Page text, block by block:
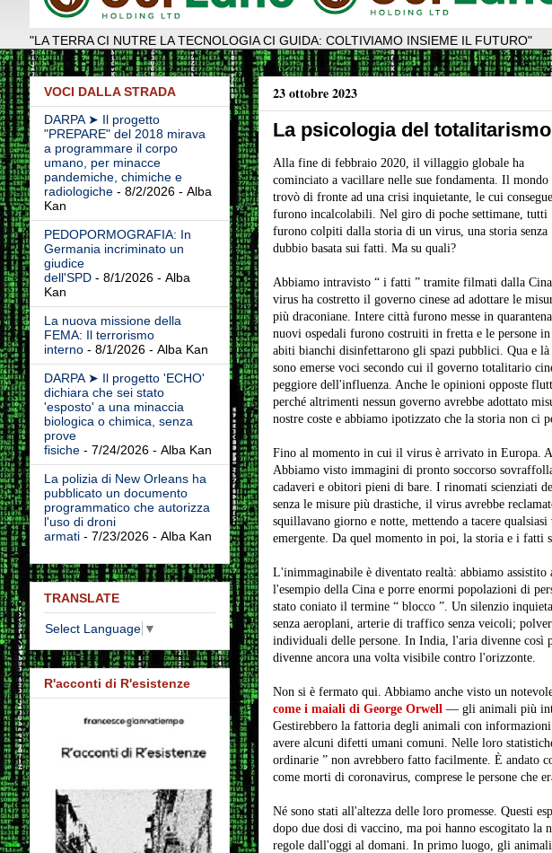
"LA TERRA CI NUTRE LA TECNOLOGIA CI GUIDA: COLTIVIAMO INSIEME IL FUTURO"
23 ottobre 2023
La psicologia del totalitarismo
Alla fine di febbraio 2020, il villaggio globale ha
cominciato a vacillare nelle sue fondamenta. Il mondo
trovò di fronte ad una crisi inquietante, le cui
furono incalcolabili. Nel giro di poche settimane, tutti
furono colpiti dalla storia di un virus, una storia senza
dubbio basata sui fatti. Ma su quali?
Abbiamo intravisto “ i fatti ” tramite filmati dalla
virus ha costretto il governo cinese ad adottare le
più draconiane. Intere città furono messe in quarantena,
nuovi ospedali furono costruiti in fretta e le persone in
abiti bianchi disinfettarono gli spazi pubblici. Qua e là
sono emerse voci secondo cui il governo totalitario
peggiore dell'influenza. Anche le opinioni opposte
perché altrimenti nessun governo avrebbe adottato
nostre coste e abbiamo ipotizzato che la storia non ci
Fino al momento in cui il virus è arrivato in Europa.
Abbiamo visto immagini di pronto soccorso
cadaveri e obitori pieni di bare. I rinomati scienziati
senza le misure più drastiche, il virus avrebbe
squillavano giorno e notte, mettendo a tacere
emergente. Da quel momento in poi, la storia e i fatti
L'inimmaginabile è diventato realtà: abbiamo
l'esempio della Cina e porre enormi popolazioni di
stato coniato il termine “ blocco ”. Un silenzio
senza aeroplani, arterie di traffico senza veicoli;
individuali delle persone. In India, l'aria divenne
divenne ancora una volta visibile contro l'orizzonte.
Non si è fermato qui. Abbiamo anche visto un
come i maiali di George Orwell — gli animali più
Gestirebbero la fattoria degli animali con
avere alcuni difetti umani comuni. Nelle loro
ordinarie ” non avrebbero fatto facilmente. È andato
come morti di coronavirus, comprese le persone che
Né sono stati all'altezza delle loro promesse. Questi
dopo due dosi di vaccino, ma poi hanno escogitato
regole dall'oggi al domani. In primo luogo, gli
VOCI DALLA STRADA
DARPA ➤ Il progetto
"PREPARE" del 2018 mirava
a programmare il corpo
umano, per minacce
pandemiche, chimiche e
radiologiche- 8/2/2026- Alba
Kan
PEDOPORMOGRAFIA: In
Germania incriminato un
giudice
dell'SPD- 8/1/2026- Alba
Kan
La nuova missione della
FEMA: Il terrorismo
interno- 8/1/2026- Alba Kan
DARPA ➤ Il progetto 'ECHO'
dichiara che sei stato
'esposto' a una minaccia
biologica o chimica, senza
prove
fisiche- 7/24/2026- Alba Kan
La polizia di New Orleans ha
pubblicato un documento
programmatico che autorizza
l'uso di droni
armati- 7/23/2026- Alba Kan
TRANSLATE
Select Language ▼
R'acconti di R'esistenze